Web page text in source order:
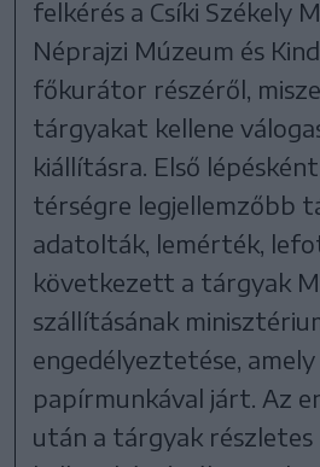
felkérés a Csíki Székely
Néprajzi Múzeum és
főkurátor részéről,
tárgyakat kellene
kiállításra. Első
térségre legjellemzőbb
adatolták, lemérték,
következett a tárgyak
szállításának
engedélyeztetése,
papírmunkával járt. Az
után a tárgyak részletes